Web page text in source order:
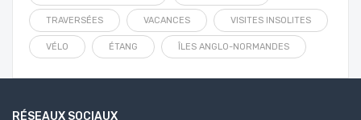
TRAVERSÉES VACANCES VISITES INSOLITES
VÉLO ÉTANG ÎLES ANGLO-NORMANDES
RÉSEAUX SOCIAUX